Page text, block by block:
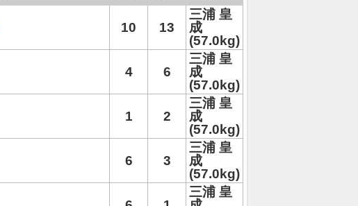
10 13
三浦 皇
成
(57.0kg)
4 6
三浦 皇
成
(57.0kg)
1 2
三浦 皇
成
(57.0kg)
6 3
三浦 皇
成
(57.0kg)
三浦 皇